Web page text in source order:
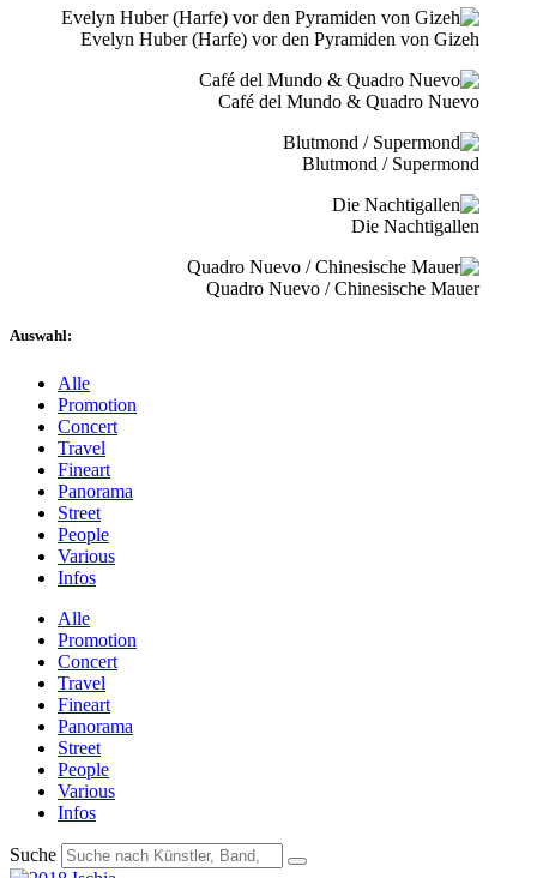
Evelyn Huber (Harfe) vor den Pyramiden von Gizeh
Café del Mundo & Quadro Nuevo
Blutmond / Supermond
Die Nachtigallen
Quadro Nuevo / Chinesische Mauer
Auswahl:
Alle
Promotion
Concert
Travel
Fineart
Panorama
Street
People
Various
Infos
Alle
Promotion
Concert
Travel
Fineart
Panorama
Street
People
Various
Infos
Suche